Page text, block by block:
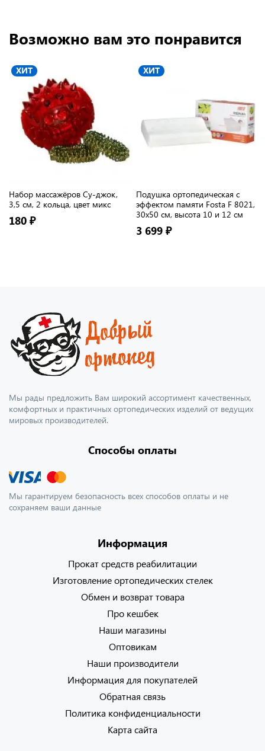
Возможно вам это понравится
ХИТ
Набор массажёров Су-джок,
3,5 см, 2 кольца, цвет микс
180 ₽
ХИТ
Подушка ортопедическая с
эффектом памяти Fosta F 8021,
30х50 см, высота 10 и 12 см
3 699 ₽
Мы рады предложить Вам широкий ассортимент качественных,
комфортных и практичных ортопедических изделий от ведущих
мировых производителей.
Способы оплаты
Мы гарантируем безопасность всех способов оплаты и не
сохраняем ваши данные
Информация
Прокат средств реабилитации
Изготовление ортопедических стелек
Обмен и возврат товара
Про кешбек
Наши магазины
Оптовикам
Наши производители
Информация для покупателей
Обратная связь
Политика конфиденциальности
Карта сайта